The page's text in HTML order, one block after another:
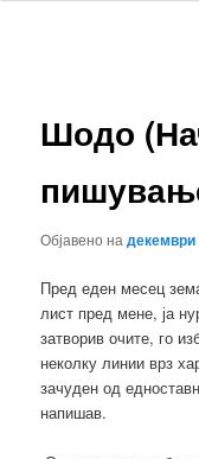
содржина
Шодо
Објавено надекември
Пред еден месец
лист пред мене, ја
затворив очите, го
неколку линии врз
зачуден од
напишав.